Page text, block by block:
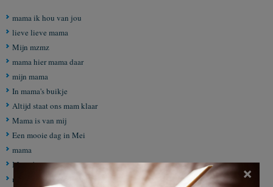
mama ik hou van jou
lieve lieve mama
Mijn mzmz
mama hier mama daar
mijn mama
In mama's buikje
Altijd staat ons mam klaar
Mama is van mij
Een mooie dag in Mei
mama
Mama's
mama voor altijd
×